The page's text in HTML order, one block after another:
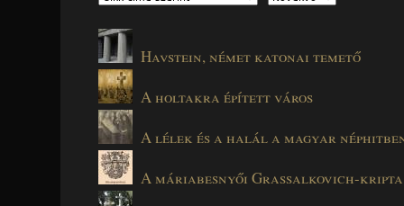
Havstein, német katonai temető
A holtakra épített város
A lélek és a halál a magyar
A máriabesnyői Grassalkovich-kripta